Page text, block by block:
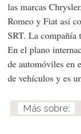
las marcas
Romeo y Fiat así
SRT. La compañía
En el plano
de automóviles en
de vehículos y es